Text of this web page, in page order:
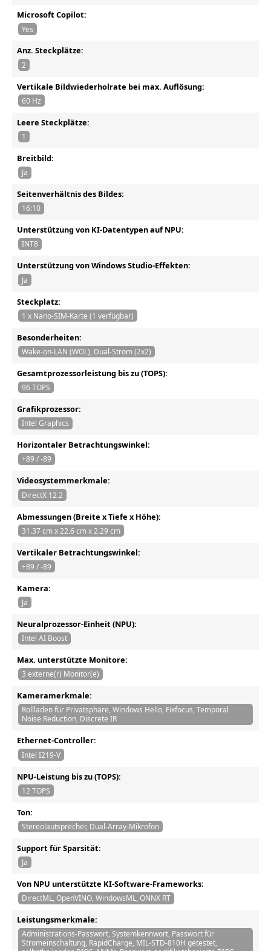
Microsoft Copilot:
Yes
Anz. Steckplätze:
2
Vertikale Bildwiederholrate bei max. Auflösung:
60 Hz
Leere Steckplätze:
1
Breitbild:
Ja
Seitenverhältnis des Bildes:
16:10
Unterstützung von KI-Datentypen auf NPU:
INT8
Unterstützung von Windows Studio-Effekten:
Ja
Steckplatz:
1 x Nano-SIM-Karte (1 verfügbar)
Besonderheiten:
Wake-on-LAN (WOL), Dual-Strom (2x2)
Gesamtprozessorleistung bis zu (TOPS):
96 TOPS
Grafikprozessor:
Intel Graphics
Horizontaler Betrachtungswinkel:
+89 / -89
Videosystemmerkmale:
DirectX 12.2
Abmessungen (Breite x Tiefe x Höhe):
31.37 cm x 22.6 cm x 2.29 cm
Vertikaler Betrachtungswinkel:
+89 / -89
Kamera:
Ja
Neuralprozessor-Einheit (NPU):
Intel AI Boost
Max. unterstützte Monitore:
3 externe(r) Monitor(e)
Kameramerkmale:
Rollladen für Privatsphäre, Windows Hello, Fixfocus, Temporal
Noise Reduction, Discrete IR
Ethernet-Controller:
Intel I219-V
NPU-Leistung bis zu (TOPS):
12 TOPS
Ton:
Stereolautsprecher, Dual-Array-Mikrofon
Support für Sparsität:
Ja
Von NPU unterstützte KI-Software-Frameworks:
DirectML, OpenVINO, WindowsML, ONNX RT
Leistungsmerkmale:
Administrations-Passwort, Systemkennwort, Passwort für
Stromeinschaltung, RapidCharge, MIL-STD-810H getestet,